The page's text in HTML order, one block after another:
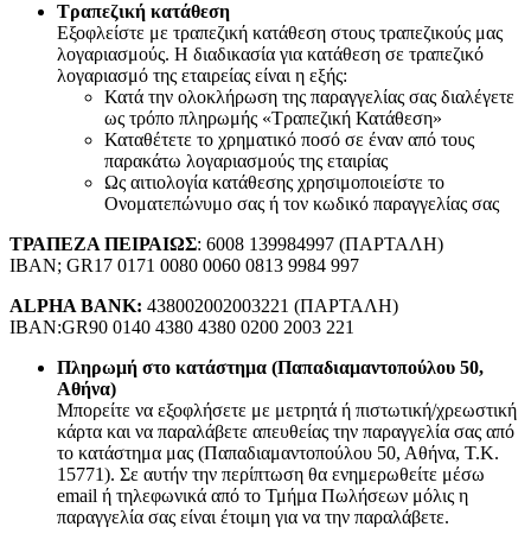
Τραπεζική κατάθεση
Εξοφλείστε με τραπεζική κατάθεση στους τραπεζικούς μας
λογαριασμούς. Η διαδικασία για κατάθεση σε τραπεζικό
λογαριασμό της εταιρείας είναι η εξής:
Κατά την ολοκλήρωση της παραγγελίας σας διαλέγετε
ως τρόπο πληρωμής «Τραπεζική Κατάθεση»
Καταθέτετε το χρηματικό ποσό σε έναν από τους
παρακάτω λογαριασμούς της εταιρίας
Ως αιτιολογία κατάθεσης χρησιμοποιείστε το
Ονοματεπώνυμο σας ή τον κωδικό παραγγελίας σας
ΤΡΑΠΕΖΑ ΠΕΙΡΑΙΩΣ: 6008 139984997 (ΠΑΡΤΑΛΗ)
IBAN; GR17 0171 0080 0060 0813 9984 997
ALPHA BANK: 438002002003221 (ΠΑΡΤΑΛΗ)
IBAN:GR90 0140 4380 4380 0200 2003 221
Πληρωμή στο κατάστημα (Παπαδιαμαντοπούλου 50,
Αθήνα)
Μπορείτε να εξοφλήσετε με μετρητά ή πιστωτική/χρεωστική
κάρτα και να παραλάβετε απευθείας την παραγγελία σας από
το κατάστημα μας (Παπαδιαμαντοπούλου 50, Αθήνα, Τ.Κ.
15771). Σε αυτήν την περίπτωση θα ενημερωθείτε μέσω
email ή τηλεφωνικά από το Τμήμα Πωλήσεων μόλις η
παραγγελία σας είναι έτοιμη για να την παραλάβετε.